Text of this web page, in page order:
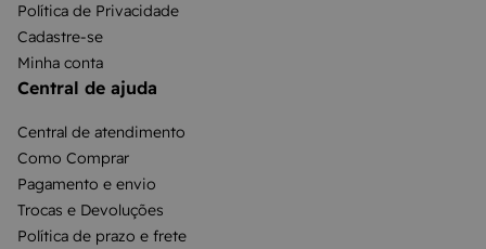
Política de Privacidade
Cadastre-se
Minha conta
Central de ajuda
Central de atendimento
Como Comprar
Pagamento e envio
Trocas e Devoluções
Política de prazo e frete